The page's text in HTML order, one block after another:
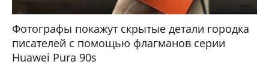
Фотографы покажут скрытые детали городка
писателей с помощью флагманов серии
Huawei Pura 90s